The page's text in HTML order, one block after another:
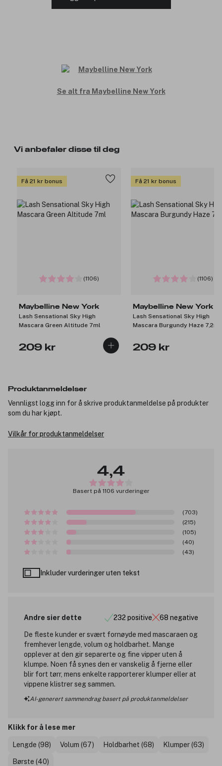
Se alt fra Maybelline New York
Vi anbefaler disse til deg
Få 21 kr bonus
(1106)
Maybelline New York
Lash Sensational Sky High
Mascara Green Altitude 7ml
209 kr
Få 21 kr bonus
(1106)
Maybelline New York
Lash Sensational Sky High
Mascara Burgundy Haze 7,2ml
209 kr
Produktanmeldelser
Vennligst logg inn for å skrive produktanmeldelse på produkter
som du har kjøpt.
Vilkår for produktanmeldelser
4,4
Basert på 1106 vurderinger
(703)
(215)
(105)
(40)
(43)
Inkluder vurderinger uten tekst
Andre sier dette 232 positive 68 negative
De fleste kunder er svært fornøyde med mascaraen og
fremhever lengde, volum og holdbarhet. Mange
opplever at den gir separerte og fine vipper uten å
klumpe. Noen få synes den er vanskelig å fjerne eller
blir fort tørr, mens enkelte rapporterer klumper eller at
vippene klistrer seg sammen.
AI-generert sammendrag basert på produktanmeldelser
Klikk for å lese mer
Lengde (98) Volum (67) Holdbarhet (68) Klumper (63)
Børste (40)